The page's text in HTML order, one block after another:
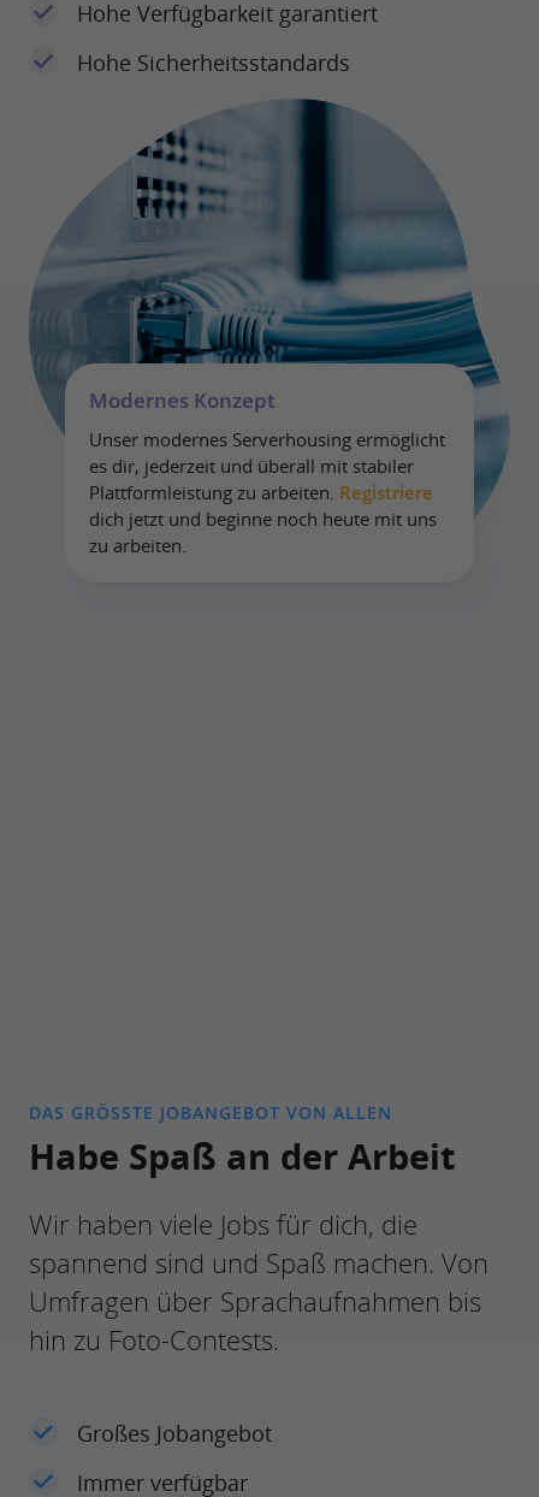
Hohe Verfügbarkeit garantiert
Hohe Sicherheitsstandards
Modernes Konzept
Unser modernes Serverhousing ermöglicht
es dir, jederzeit und überall mit stabiler
Plattformleistung zu arbeiten. Registriere
dich jetzt und beginne noch heute mit uns
zu arbeiten.
DAS GRÖSSTE JOBANGEBOT VON ALLEN
Habe Spaß an der Arbeit
Wir haben viele Jobs für dich, die
spannend sind und Spaß machen. Von
Umfragen über Sprachaufnahmen bis
hin zu Foto-Contests.
Großes Jobangebot
Immer verfügbar